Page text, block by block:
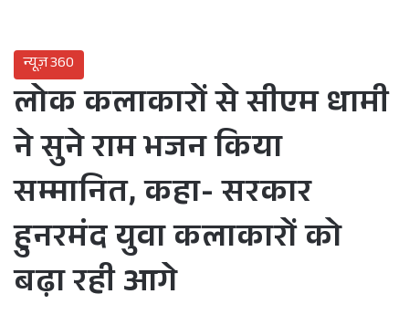
न्यूज़ 360
लोक कलाकारों से सीएम धामी
ने सुने राम भजन किया
सम्मानित, कहा- सरकार
हुनरमंद युवा कलाकारों को
बढ़ा रही आगे